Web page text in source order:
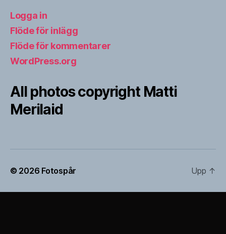
Logga in
Flöde för inlägg
Flöde för kommentarer
WordPress.org
All photos copyright Matti
Merilaid
© 2026 Fotospår Upp ↑